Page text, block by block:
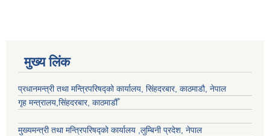
मुख्य लिंक
प्रधानमन्त्री तथा मन्त्रिपरिषद्को कार्यालय, सिंहदरबार, काठमाडौ, नेपाल
गृह मन्त्रालय,सिंहदरबार, काठमाडौँ
मुख्यमन्त्री तथा मन्त्रिपरिषद्को कार्यालय ,लुम्बिनी प्रदेश, नेपाल